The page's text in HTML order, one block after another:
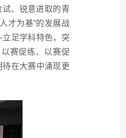
、锐意进取的青
才为基”的发展战
足学科特色，突
赛促练、以赛促
在大赛中涌现更